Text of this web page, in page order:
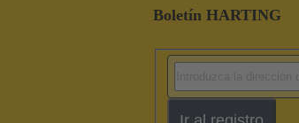
Boletín HARTING